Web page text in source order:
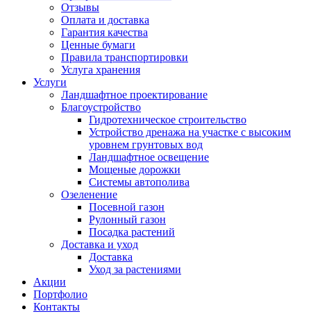
Отзывы
Оплата и доставка
Гарантия качества
Ценные бумаги
Правила транспортировки
Услуга хранения
Услуги
Ландшафтное проектирование
Благоустройство
Гидротехническое строительство
Устройство дренажа на участке с высоким
уровнем грунтовых вод
Ландшафтное освещение
Мощеные дорожки
Системы автополива
Озеленение
Посевной газон
Рулонный газон
Посадка растений
Доставка и уход
Доставка
Уход за растениями
Акции
Портфолио
Контакты